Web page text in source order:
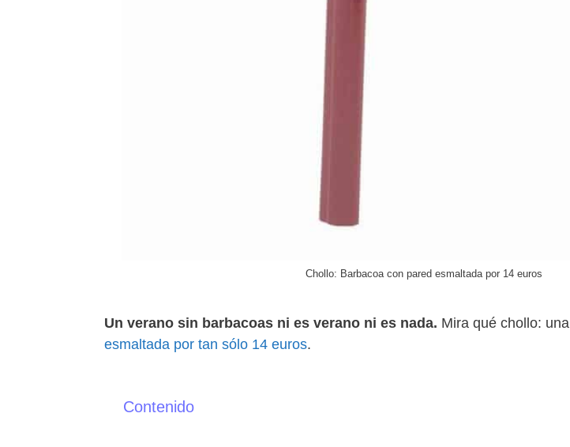
Chollo: Barbacoa con pared esmaltada por 14 euros
Un verano sin barbacoas ni es verano ni es nada. Mira qué chollo: una
esmaltada por tan sólo 14 euros.
Contenido